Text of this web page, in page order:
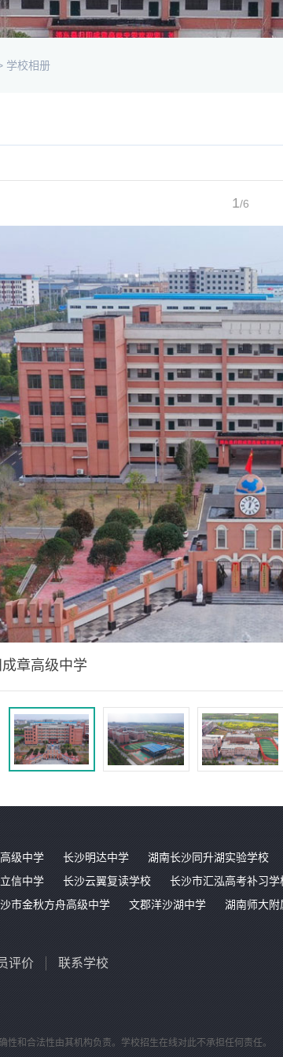
学校相册
1/6
章高级中学
级中学 长沙明达中学
湖南长沙同升湖实验学校
信中学 长沙云翼复读学校
长沙市汇泓高考补习学
市金秋方舟高级中学 文郡洋沙湖中学 湖南师大附
评价 联系学校
和合法性由其机构负责。学校招生在线对此不承担任何责任。